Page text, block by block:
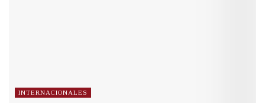
INTERNACIONALES